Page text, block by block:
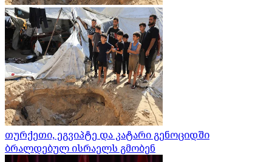
თურქეთი, ეგვიპტე და კატარი გენოციდში
ბრალდებულ ისრაელს გმობენ